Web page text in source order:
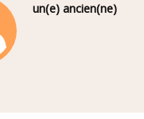
un(e) ancien(ne)